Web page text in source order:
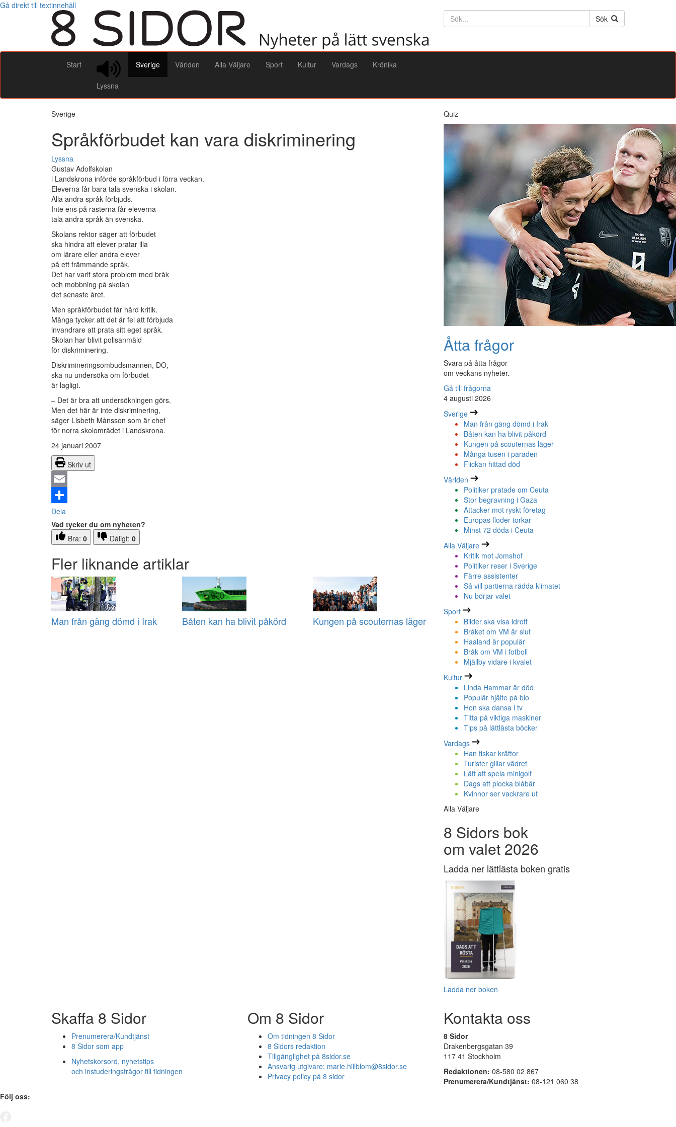
Gå direkt till textinnehåll
Söktext
Sök
Start
Lyssna
Sverige Världen Alla Väljare Sport Kultur Vardags Krönika
Sverige
Språkförbudet kan vara diskriminering
Lyssna
Gustav Adolfskolan
i Landskrona införde språkförbud i förra veckan.
Eleverna får bara tala svenska i skolan.
Alla andra språk förbjuds.
Inte ens på rasterna får eleverna
tala andra språk än svenska.
Skolans rektor säger att förbudet
ska hindra att elever pratar illa
om lärare eller andra elever
på ett främmande språk.
Det har varit stora problem med bråk
och mobbning på skolan
det senaste året.
Men språkförbudet får hård kritik.
Många tycker att det är fel att förbjuda
invandrare att prata sitt eget språk.
Skolan har blivit polisanmäld
för diskriminering.
Diskrimineringsombudsmannen, DO,
ska nu undersöka om förbudet
är lagligt.
– Det är bra att undersökningen görs.
Men det här är inte diskriminering,
säger Lisbeth Månsson som är chef
för norra skolområdet i Landskrona.
24 januari 2007
Skriv ut
Email
Dela
Vad tycker du om nyheten?
Bra: 0 Dåligt: 0
Fler liknande artiklar
Man från gäng dömd i Irak Båten kan ha blivit påkörd Kungen på scouternas läger
Quiz
Åtta frågor
Svara på åtta frågor
om veckans nyheter.
Gå till frågorna
4 augusti 2026
Sverige
Man från gäng dömd i Irak
Båten kan ha blivit påkörd
Kungen på scouternas läger
Många tusen i paraden
Flickan hittad död
Världen
Politiker pratade om Ceuta
Stor begravning i Gaza
Attacker mot ryskt företag
Europas floder torkar
Minst 72 döda i Ceuta
Alla Väljare
Kritik mot Jomshof
Politiker reser i Sverige
Färre assistenter
Så vill partierna rädda klimatet
Nu börjar valet
Sport
Bilder ska visa idrott
Bråket om VM är slut
Haaland är populär
Bråk om VM i fotboll
Mjällby vidare i kvalet
Kultur
Linda Hammar är död
Populär hjälte på bio
Hon ska dansa i tv
Titta på viktiga maskiner
Tips på lättlästa böcker
Vardags
Han fiskar kräftor
Turister gillar vädret
Lätt att spela minigolf
Dags att plocka blåbär
Kvinnor ser vackrare ut
Alla Väljare
8 Sidors bok
om valet 2026
Ladda ner lättlästa boken gratis
Ladda ner boken
Skaffa 8 Sidor
Prenumerera/Kundtjänst
8 Sidor som app
Nyhetskorsord, nyhetstips
och instuderingsfrågor till tidningen
Om 8 Sidor
Om tidningen 8 Sidor
8 Sidors redaktion
Tillgänglighet på 8sidor.se
Ansvarig utgivare: marie.hillblom@8sidor.se
Privacy policy på 8 sidor
Kontakta oss
8 Sidor
Drakenbergsgatan 39
117 41 Stockholm
Redaktionen: 08-580 02 867
Prenumerera/Kundtjänst: 08-121 060 38
Följ oss: